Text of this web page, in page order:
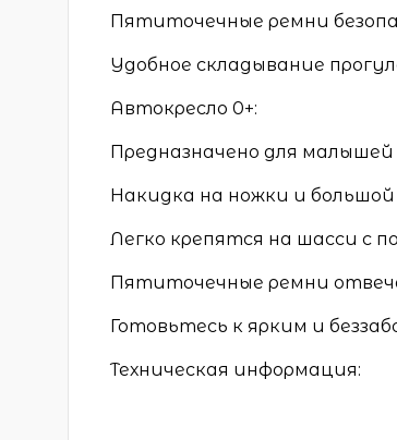
Пятиточечные ремни
Удобное складывание
Автокресло 0+:
Предназначено для малышей
Накидка на ножки и
Легко крепятся на шасси с
Пятиточечные ремни
Готовьтесь к ярким и
Техническая информация: